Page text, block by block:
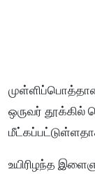
ஒருவர் தூக்கில்
உயிரிழந்த